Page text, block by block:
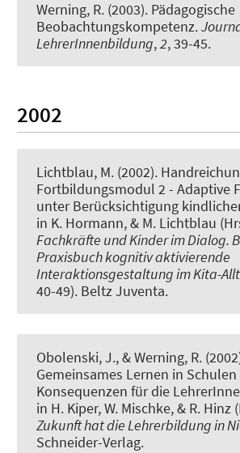
Werning, R. (2003). Pädagogische
Beobachtungskompetenz.
LehrerInnenbildung,2, 39-45.
2002
Lichtblau, M. (2002).
Fortbildungsmodul 2 - Adaptive
unter Berücksichtigung
in K. Hormann, & M. Lichtblau
Fachkräfte und Kinder im Dialog.
Praxisbuch kognitiv aktivierende
Interaktionsgestaltung im Kita-
40-49). Beltz Juventa.
Obolenski, J., & Werning, R.
Gemeinsames Lernen in
Konsequenzen für die
in H. Kiper, W. Mischke, & R. Hinz
Zukunft hat die Lehrerbildung in
Schneider-Verlag.